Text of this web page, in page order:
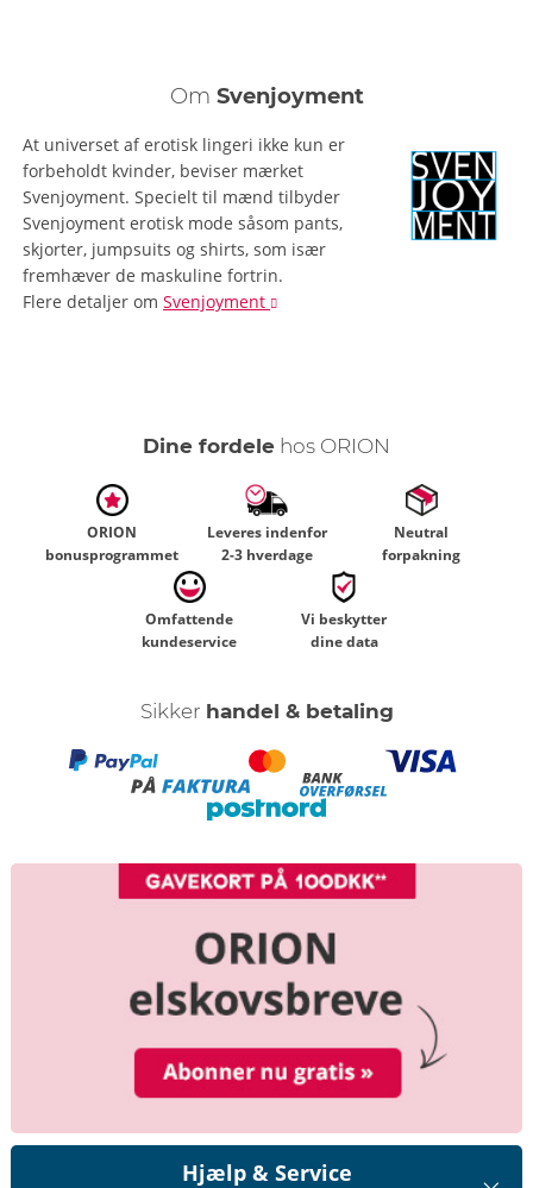
Om Svenjoyment
At universet af erotisk lingeri ikke kun er
forbeholdt kvinder, beviser mærket
Svenjoyment. Specielt til mænd tilbyder
Svenjoyment erotisk mode såsom pants,
skjorter, jumpsuits og shirts, som især
fremhæver de maskuline fortrin.
Flere detaljer om Svenjoyment
Dine fordele hos ORION
ORION
bonusprogrammet
Leveres indenfor
2-3 hverdage
Neutral
forpakning
Omfattende
kundeservice
Vi beskytter
dine data
Sikker handel & betaling
Hjælp & Service